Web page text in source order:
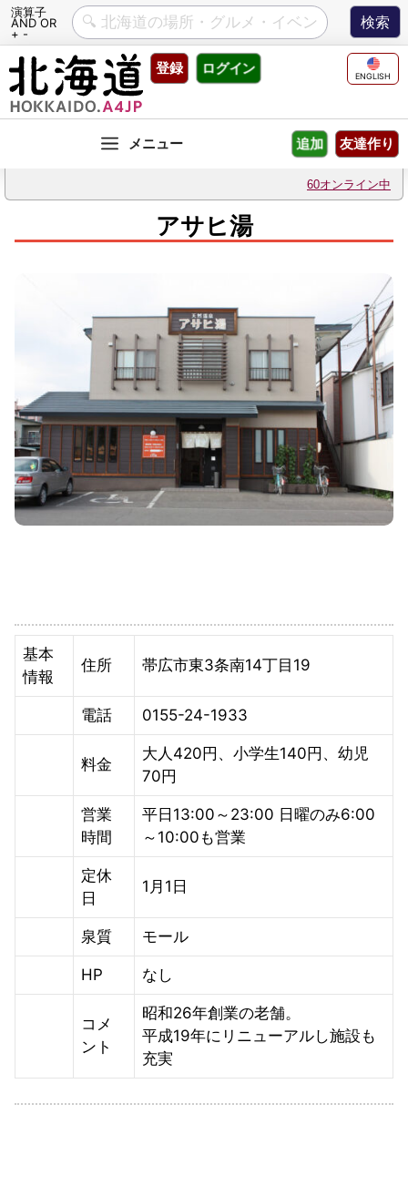
演算子
AND OR
+ -
Skip
content
登録 ログイン ENGLISH
友達作り
追加
60オンライン中
アサヒ湯
基本
情報
住所 帯広市東3条南14丁目19
電話 0155-24-1933
料金
大人420円、小学生140円、幼児
70円
営業
時間
平日13:00～23:00 日曜のみ6:00
～10:00も営業
定休
日
1月1日
泉質 モール
HP なし
コメ
ント
昭和26年創業の老舗。
平成19年にリニューアルし施設も
充実